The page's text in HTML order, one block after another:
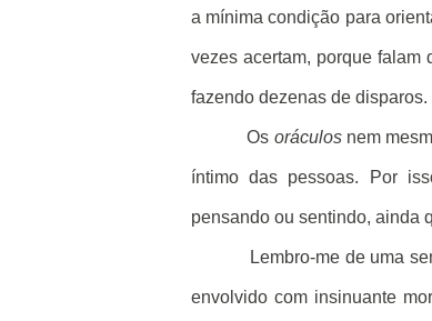
a mínima condição para
vezes acertam, porque falam
fazendo dezenas de disparos.
Os oráculosnem
íntimo das pessoas. Por
pensando ou sentindo, ainda
Lembro-me de uma
envolvido com insinuante